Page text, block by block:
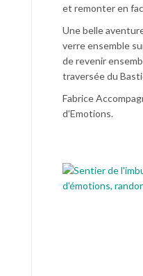
et remonter en
Une belle
verre ensemble
de revenir
traversée du
Fabrice
d’Emotions.